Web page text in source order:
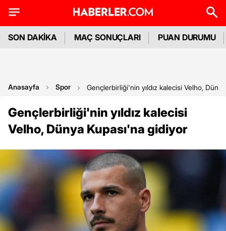
SON DAKİKA MAÇ SONUÇLARI PUAN DURUMU
Anasayfa Spor Gençlerbirliği'nin yıldız kalecisi Velho,
Gençlerbirliği'nin yıldız kalecisi
Velho, Dünya Kupası'na gidiyor